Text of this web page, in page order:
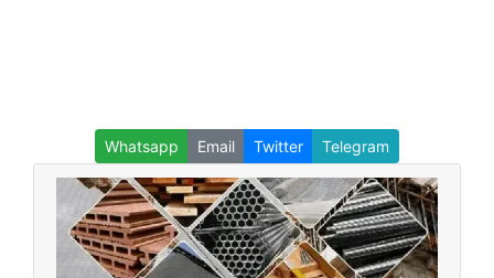
Whatsapp Email Twitter Telegram